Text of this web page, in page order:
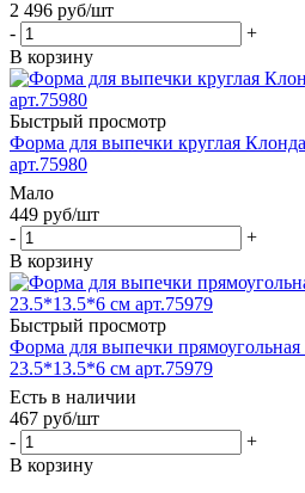
2 496 руб/шт
-
+
В корзину
Быстрый просмотр
Форма для выпечки круглая
арт.75980
Мало
449 руб/шт
-
+
В корзину
Быстрый просмотр
Форма для выпечки
23.5*13.5*6 см арт.75979
Есть в наличии
467 руб/шт
-
+
В корзину